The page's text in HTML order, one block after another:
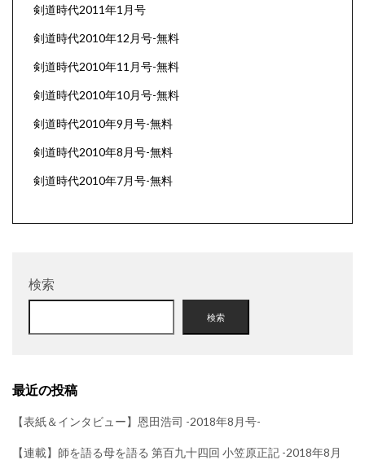
剣道時代2011年1月号
剣道時代2010年12月号-無料
剣道時代2010年11月号-無料
剣道時代2010年10月号-無料
剣道時代2010年9月号-無料
剣道時代2010年8月号-無料
剣道時代2010年7月号-無料
検索
検索
最近の投稿
【表紙＆インタビュー】恩田浩司 -2018年8月号-
【連載】師を語る母を語る 第百九十四回 小笠原正記 -2018年8月